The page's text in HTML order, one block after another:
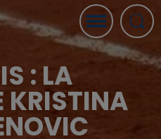
: LA
KRISTINA